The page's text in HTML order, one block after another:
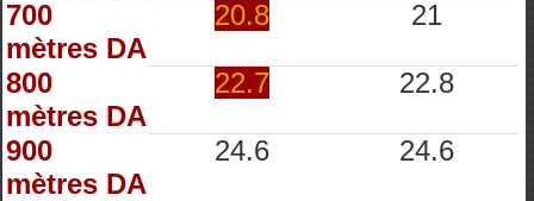
700
mètres DA
20.8 21
800
mètres DA
22.7 22.8
900
mètres DA
24.6 24.6